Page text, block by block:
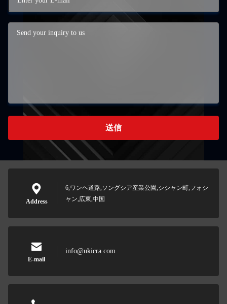
送信
Address
6,ワンヘ道路,ソングシア産業公園,シシャン町,フォシ
ャン,広東,中国
E-mail
info@ukicra.com